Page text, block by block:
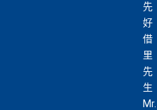
先
好
借
里
先
生
Mr.